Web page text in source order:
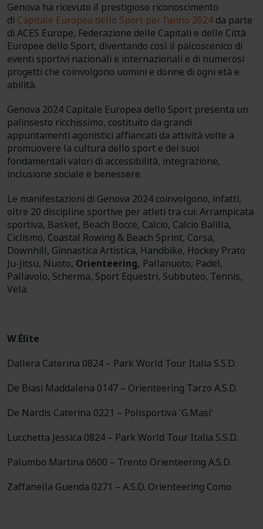
Genova ha ricevuto il prestigioso riconoscimento
di Capitale Europea dello Sport per l’anno 2024 da parte
di ACES Europe, Federazione delle Capitali e delle Città
Europee dello Sport, diventando così il palcoscenico di
eventi sportivi nazionali e internazionali e di numerosi
progetti che coinvolgono uomini e donne di ogni età e
abilità.
Genova 2024 Capitale Europea dello Sport presenta un
palinsesto ricchissimo, costituito da grandi
appuntamenti agonistici affiancati da attività volte a
promuovere la cultura dello sport e dei suoi
fondamentali valori di accessibilità, integrazione,
inclusione sociale e benessere.
Le manifestazioni di Genova 2024 coinvolgono, infatti,
oltre 20 discipline sportive per atleti tra cui: Arrampicata
sportiva, Basket, Beach Bocce, Calcio, Calcio Balilla,
Ciclismo, Coastal Rowing & Beach Sprint, Corsa,
Downhill, Ginnastica Artistica, Handbike, Hockey Prato
Ju-Jitsu, Nuoto, Orienteering, Pallanuoto, Padel,
Pallavolo, Scherma, Sport Equestri, Subbuteo, Tennis,
Vela.
W Élite
Dallera Caterina 0824 – Park World Tour Italia S.S.D.
De Biasi Maddalena 0147 – Orienteering Tarzo A.S.D.
De Nardis Caterina 0221 – Polisportiva 'G.Masi'
Lucchetta Jessica 0824 – Park World Tour Italia S.S.D.
Palumbo Martina 0600 – Trento Orienteering A.S.D.
Zaffanella Guenda 0271 – A.S.D. Orienteering Como